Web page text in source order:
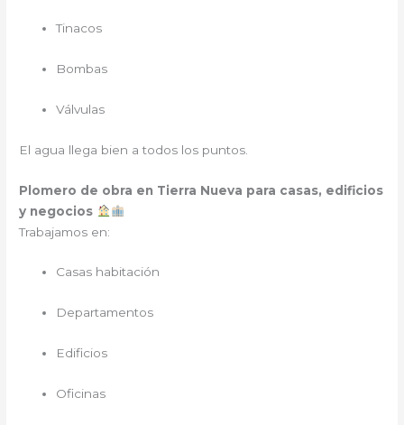
Tinacos
Bombas
Válvulas
El agua llega bien a todos los puntos.
Plomero de obra en Tierra Nueva para casas, edificios
y negocios
Trabajamos en:
Casas habitación
Departamentos
Edificios
Oficinas